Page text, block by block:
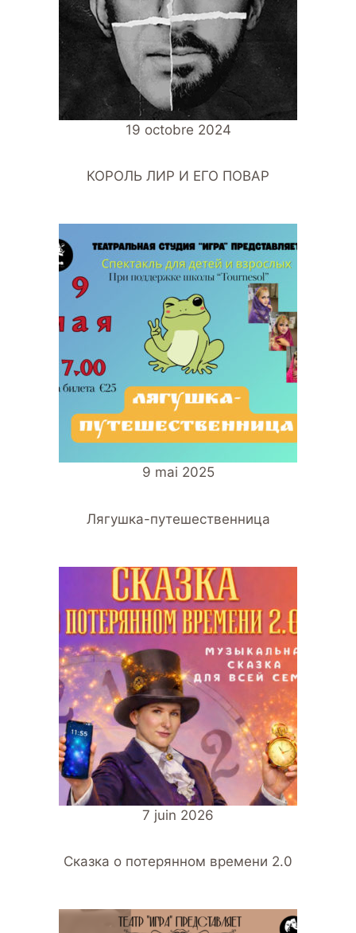
19 octobre 2024
КОРОЛЬ ЛИР И ЕГО ПОВАР
9 mai 2025
Лягушка-путешественница
7 juin 2026
Сказка о потерянном времени 2.0